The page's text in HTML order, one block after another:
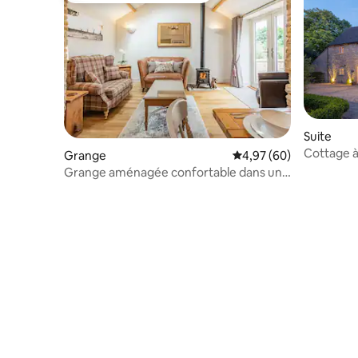
Grange Évaluation moyenne
4,97 (60)
Grange aménagée confortable dans un
Suite
Cottage